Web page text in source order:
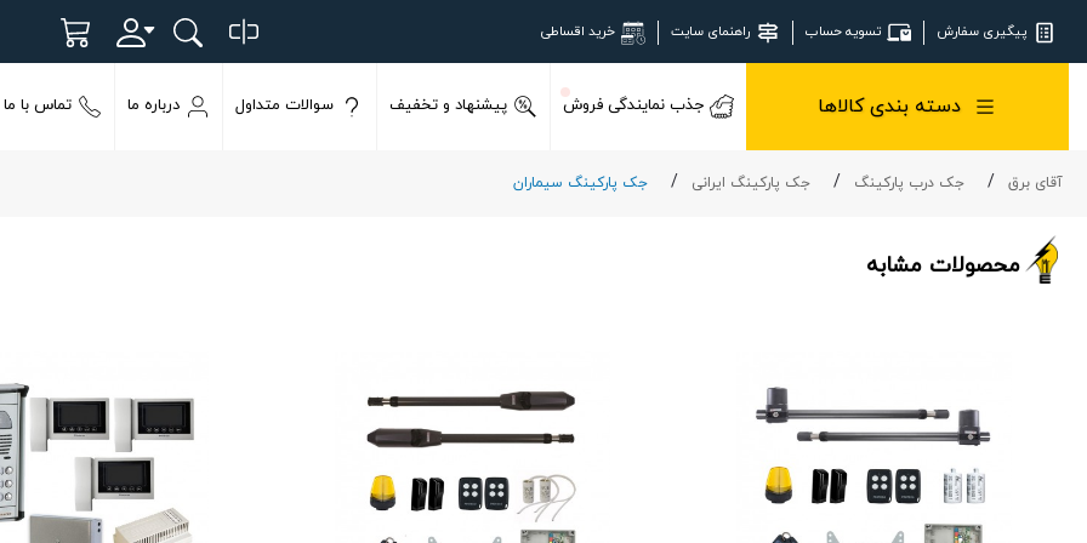
پیگیری سفارش تسویه حساب راهنمای سایت خرید اقساطی
دسته بندی کالاها جذب نمایندگی فروش پیشنهاد و تخفیف سوالات متداول درباره ما تماس با ما
آقای برق جک درب پارکینگ جک پارکینگ ایرانی جک پارکینگ سیماران
محصولات مشابه